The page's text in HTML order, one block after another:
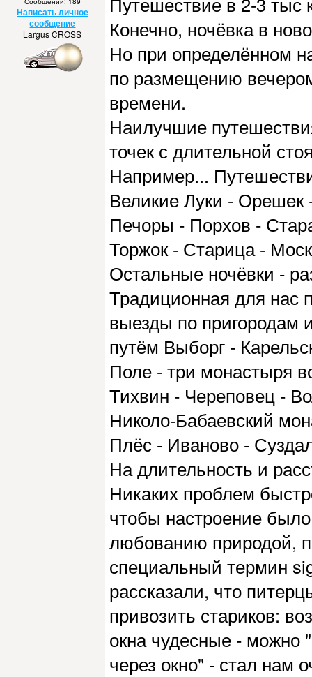
Написать личное
сообщение
Largus CROSS
Конечно, ночёвка в
Но при определённом
по размещению
времени.
Наилучшие
точек с длительной
Например...
Великие Луки - Орешек
Печоры - Порхов -
Торжок - Старица -
Остальные ночёвки -
Традиционная для нас
выезды по пригородам
путём Выборг -
Поле - три монастыря
Тихвин - Череповец -
Николо-Бабаевский
Плёс - Иваново -
На длительность и
Никаких проблем
чтобы настроение
любованию природой,
специальный термин
рассказали, что
привозить стариков:
окна чудесные - можно
через окно" - стал нам